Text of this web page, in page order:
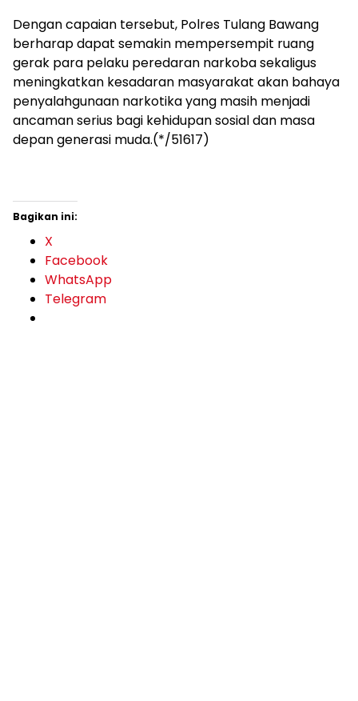
Dengan capaian tersebut, Polres Tulang Bawang
berharap dapat semakin mempersempit ruang
gerak para pelaku peredaran narkoba sekaligus
meningkatkan kesadaran masyarakat akan bahaya
penyalahgunaan narkotika yang masih menjadi
ancaman serius bagi kehidupan sosial dan masa
depan generasi muda.(*/51617)
Bagikan ini:
X
Facebook
WhatsApp
Telegram